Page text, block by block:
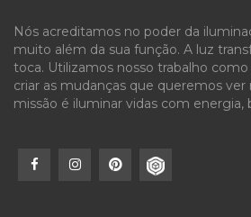
Nós acreditamos no poder da
muito além da sua função. A luz
toca. Utilizamos nosso trabalho
criar as mudanças que queremos ver
missão é iluminar vidas com energia,